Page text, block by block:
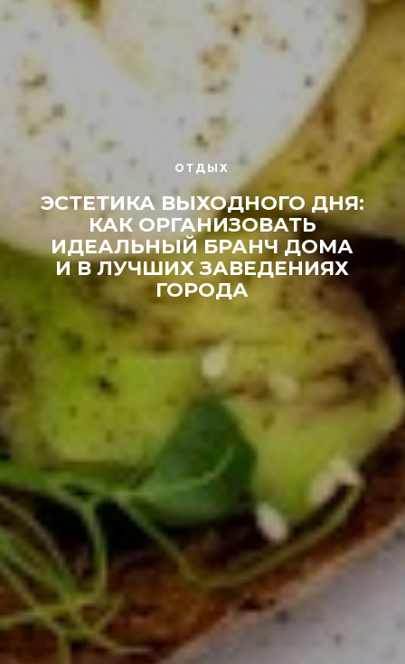
ОТДЫХ
ЭСТЕТИКА ВЫХОДНОГО ДНЯ:
КАК ОРГАНИЗОВАТЬ
ИДЕАЛЬНЫЙ БРАНЧ ДОМА
И В ЛУЧШИХ ЗАВЕДЕНИЯХ
ГОРОДА